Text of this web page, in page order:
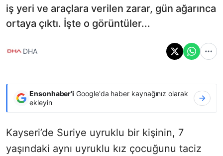
iş yeri ve araçlara verilen zarar, gün ağarınca
ortaya çıktı. İşte o görüntüler...
DHA
Ensonhaber'i Google'da haber kaynağınız olarak
ekleyin
Kayseri’de Suriye uyruklu bir kişinin, 7
yaşındaki aynı uyruklu kız çocuğunu taciz